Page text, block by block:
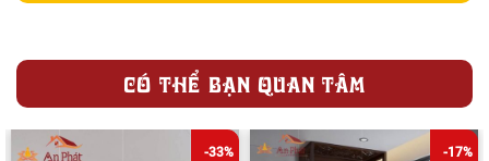
CÓ THỂ BẠN QUAN TÂM
-33% -17%